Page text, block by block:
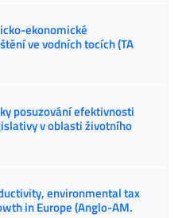
ekonomické
ve vodních tocích (TA
posuzování efektivnosti
v oblasti životního
environmental tax
in Europe (Anglo-AM.